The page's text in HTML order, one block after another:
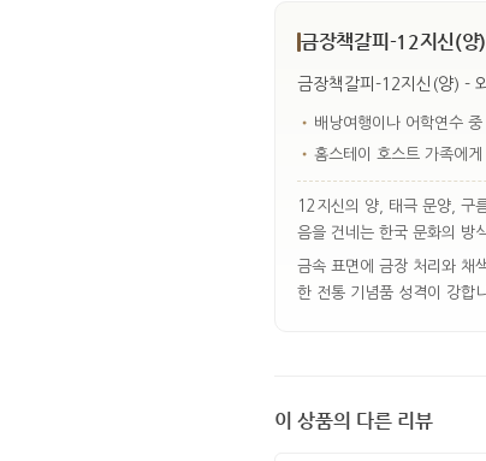
금장책갈피-12지신(양
금장책갈피-12지신(양) -
• 배낭여행이나 어학연수
• 홈스테이 호스트 가족에
12지신의 양, 태극 문양, 구
음을 건네는 한국 문화의 방
금속 표면에 금장 처리와 채
한 전통 기념품 성격이 강합
이 상품의 다른 리뷰